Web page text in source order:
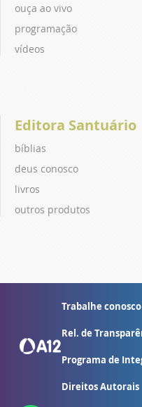
ouça ao vivo
programação
vídeos
Editora Santuário
bíblias
deus conosco
livros
outros produtos
Trabalhe conosco
Rel. de
Programa de
Direitos Autorais